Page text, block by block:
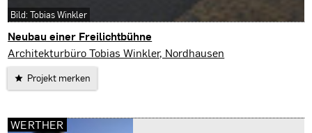
Neubau einer Freilichtbühne
Nordhausen
Architekturbüro Tobias Winkler, Nordhausen
Projekt merken
Bild: Tobias Winkler
WERTHER